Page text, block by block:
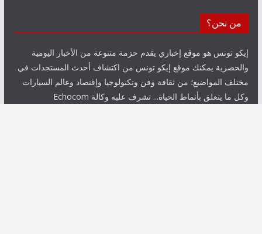
من نحن؟
إيكو تونس هو موقع إخباري يقدم حزمة متنوعة من الأخبار اليومية
والحصرية يمكنك موقع إيكو تونس من اكتشاف أحدث المستجدات في
مختلف المواضيع؛ من ثقافة وفن وتكنولوجيا وإقتصاد وعالم السيارات
وكل ما يتعلق بأنماط الحياة... تشرف عليه وكالة Echocom